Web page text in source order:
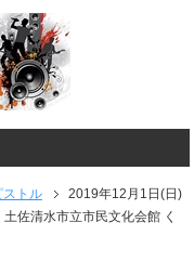
ストル
2019年12月1日(日)
佐清水市立市民文化会館 く